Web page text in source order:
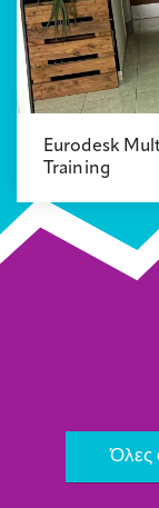
Eurodesk
Training
Όλες